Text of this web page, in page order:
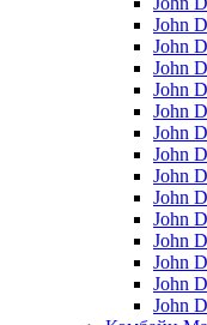
John
John
John
John
John
John
John
John
John
John
John
John
John
John